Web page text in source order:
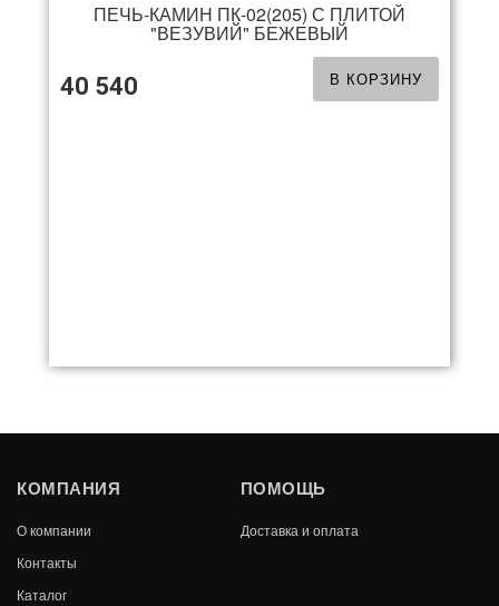
ПЕЧЬ-КАМИН ПК-02(205) С ПЛИТОЙ
"ВЕЗУВИЙ" БЕЖЕВЫЙ
40 540 В КОРЗИНУ
ПЕЧЬ-КАМИН ПК-02(205) С ПЛИТОЙ
"ВЕЗУВИЙ" КРАСНЫЙ
40 540
КОМПАНИЯ
О компании
Контакты
Каталог
ПОМОЩЬ
Доставка и оплата